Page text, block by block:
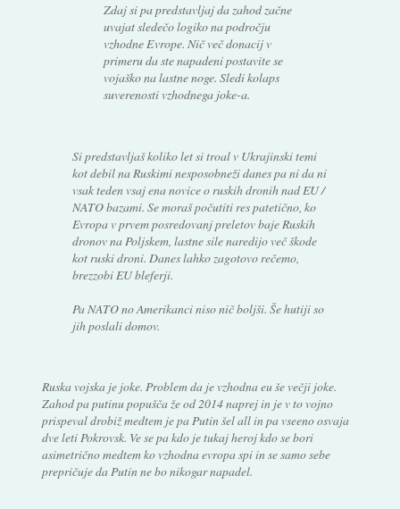
Zdaj si pa predstavljaj da zahod začne
uvajat sledečo logiko na področju
vzhodne Evrope. Nič več donacij v
primeru da ste napadeni postavite se
vojaško na lastne noge. Sledi kolaps
suverenosti vzhodnega joke-a.
Si predstavljaš koliko let si troal v Ukrajinski temi
kot debil na Ruskimi nesposobneži danes pa ni da ni
vsak teden vsaj ena novice o ruskih dronih nad EU /
NATO bazami. Se moraš počutiti res patetično, ko
Evropa v prvem posredovanj preletov baje Ruskih
dronov na Poljskem, lastne sile naredijo več škode
kot ruski droni. Danes lahko zagotovo rečemo,
brezzobi EU bleferji.
Pa NATO no Amerikanci niso nič boljši. Še hutiji so
jih poslali domov.
Ruska vojska je joke. Problem da je vzhodna eu še večji joke.
Zahod pa putinu popušča že od 2014 naprej in je v to vojno
prispeval drobiž medtem je pa Putin šel all in pa vseeno osvaja
dve leti Pokrovsk. Ve se pa kdo je tukaj heroj kdo se bori
asimetrično medtem ko vzhodna evropa spi in se samo sebe
prepričuje da Putin ne bo nikogar napadel.